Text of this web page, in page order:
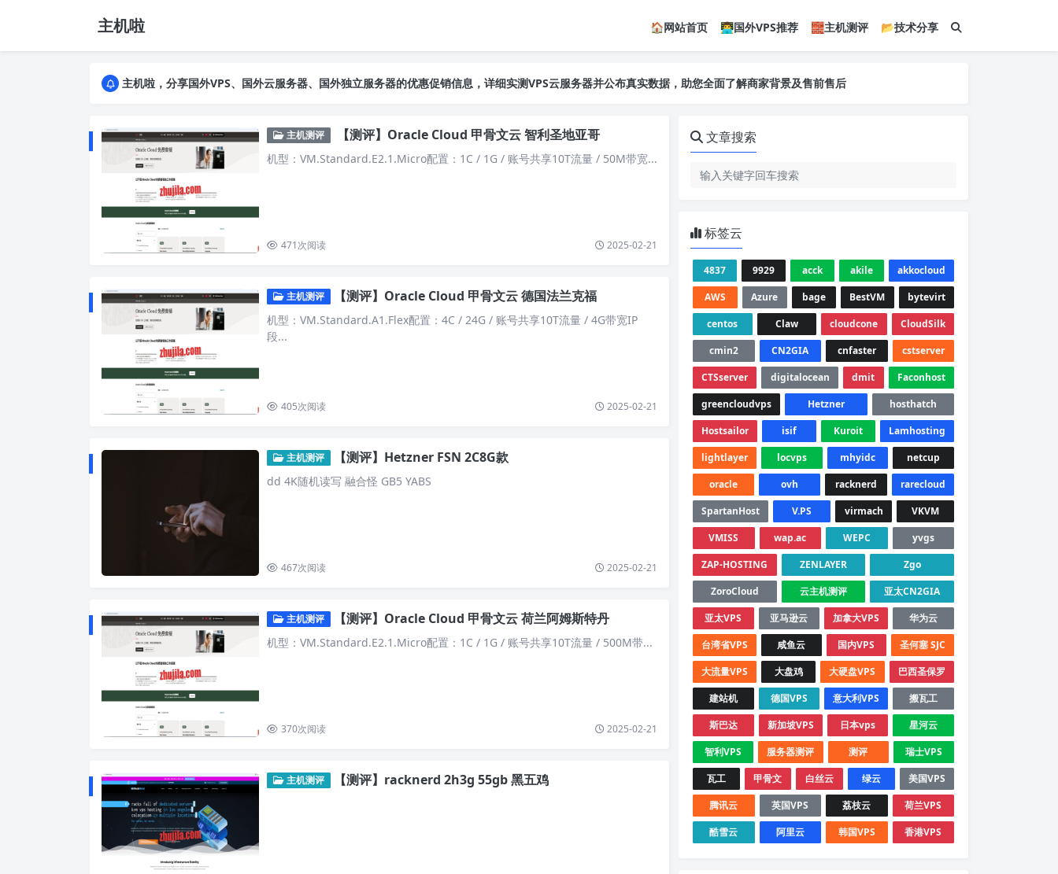
主机啦 🏠网站首页 👨‍💻国外VPS推荐 🧱主机测评
📂技术分享
主机啦，分享国外VPS、国外云服务器、国外独立服务器的优惠促销信息，详细实测VPS云服务器并公布真实数据，助您全面了解商家背景及售前售后
主机啦，分享国外VPS、国外云服务器、国外独立服务器的优惠促销信息，详细实测VPS云服务器并公布真实数据，助您全面了解商家背景及售前售后
主机测评 【测评】Oracle Cloud 甲骨文云 智利圣地亚哥
机型：VM.Standard.E2.1.Micro配置：1C / 1G / 账号共享10T流量 / 50M带宽...
471次阅读 2025-02-21
主机测评 【测评】Oracle Cloud 甲骨文云 德国法兰克福
机型：VM.Standard.A1.Flex配置：4C / 24G / 账号共享10T流量 / 4G带宽IP
段...
405次阅读 2025-02-21
主机测评 【测评】Hetzner FSN 2C8G款
dd 4K随机读写 融合怪 GB5 YABS
467次阅读 2025-02-21
主机测评 【测评】Oracle Cloud 甲骨文云 荷兰阿姆斯特丹
机型：VM.Standard.E2.1.Micro配置：1C / 1G / 账号共享10T流量 / 500M带...
370次阅读 2025-02-21
主机测评 【测评】racknerd 2h3g 55gb 黑五鸡
文章搜索
标签云
4837 9929 acck akile
akkocloud
AWS
Azure bage BestVM
bytevirt
centos
Claw cloudcone
CloudSilk
cmin2
CN2GIA cnfaster
cstserver
CTSserver
digitalocean dmit
Faconhost
greencloudvps
Hetzner
hosthatch
Hostsailor
isif Kuroit
Lamhosting
lightlayer
locvps mhyidc
netcup
oracle
ovh racknerd
rarecloud
SpartanHost
V.PS virmach
VKVM
VMISS
wap.ac WEPC
yvgs
ZAP-HOSTING
ZENLAYER
Zgo
ZoroCloud
云主机测评
亚太CN2GIA
亚太VPS
亚马逊云 加拿大VPS
华为云
台湾省VPS
咸鱼云 国内VPS
圣何塞 SJC
大流量VPS
大盘鸡 大硬盘VPS
巴西圣保罗
建站机
德国VPS 意大利VPS
搬瓦工
斯巴达
新加坡VPS 日本vps
星河云
智利VPS
服务器测评 测评
瑞士VPS
瓦工
甲骨文 白丝云 绿云
美国VPS
腾讯云
英国VPS 荔枝云
荷兰VPS
酷雪云
阿里云 韩国VPS 香港VPS